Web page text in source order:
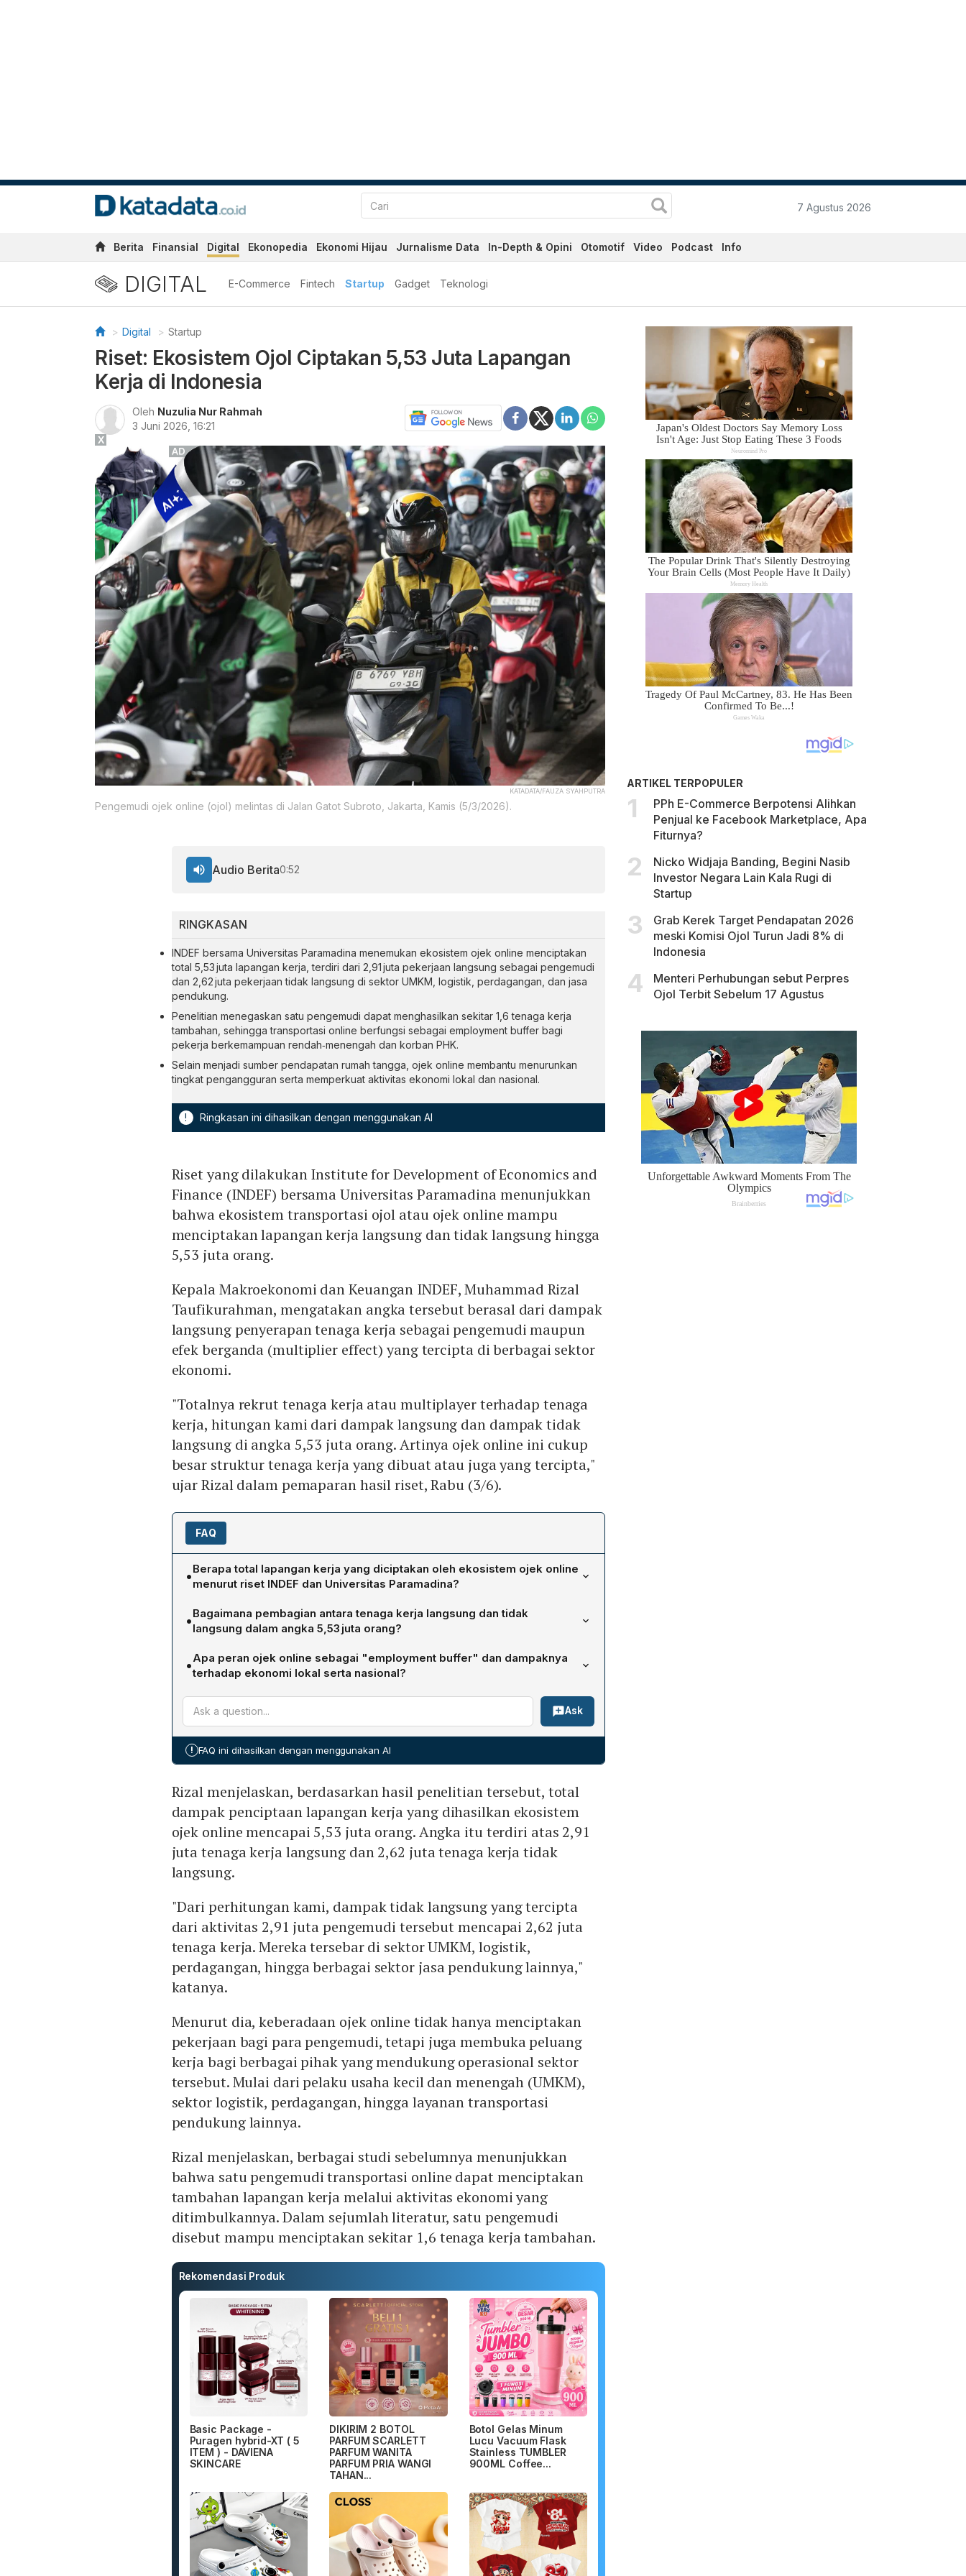
7 Agustus 2026
Berita Finansial Digital Ekonopedia Ekonomi Hijau Jurnalisme Data In-Depth & Opini Otomotif Video Podcast Info
DIGITAL E-Commerce Fintech Startup Gadget Teknologi
Digital Startup
Riset: Ekosistem Ojol Ciptakan 5,53 Juta Lapangan
Kerja di Indonesia
Oleh Nuzulia Nur Rahmah
3 Juni 2026, 16:21
KATADATA/FAUZA SYAHPUTRA
Pengemudi ojek online (ojol) melintas di Jalan Gatot Subroto, Jakarta, Kamis (5/3/2026).
RINGKASAN
INDEF bersama Universitas Paramadina menemukan ekosistem ojek online menciptakan
total 5,53 juta lapangan kerja, terdiri dari 2,91 juta pekerjaan langsung sebagai pengemudi
dan 2,62 juta pekerjaan tidak langsung di sektor UMKM, logistik, perdagangan, dan jasa
pendukung.
Penelitian menegaskan satu pengemudi dapat menghasilkan sekitar 1,6 tenaga kerja
tambahan, sehingga transportasi online berfungsi sebagai employment buffer bagi
pekerja berkemampuan rendah‑menengah dan korban PHK.
Selain menjadi sumber pendapatan rumah tangga, ojek online membantu menurunkan
tingkat pengangguran serta memperkuat aktivitas ekonomi lokal dan nasional.
! Ringkasan ini dihasilkan dengan menggunakan AI
Audio Berita0:52
Riset yang dilakukan Institute for Development of Economics and
Finance (INDEF) bersama Universitas Paramadina menunjukkan
bahwa ekosistem transportasi ojol atau ojek online mampu
menciptakan lapangan kerja langsung dan tidak langsung hingga
5,53 juta orang.
Kepala Makroekonomi dan Keuangan INDEF, Muhammad Rizal
Taufikurahman, mengatakan angka tersebut berasal dari dampak
langsung penyerapan tenaga kerja sebagai pengemudi maupun
efek berganda (multiplier effect) yang tercipta di berbagai sektor
ekonomi.
"Totalnya rekrut tenaga kerja atau multiplayer terhadap tenaga
kerja, hitungan kami dari dampak langsung dan dampak tidak
langsung di angka 5,53 juta orang. Artinya ojek online ini cukup
besar struktur tenaga kerja yang dibuat atau juga yang tercipta,"
ujar Rizal dalam pemaparan hasil riset, Rabu (3/6).
FAQ
•Berapa total lapangan kerja yang diciptakan oleh ekosistem ojek online
menurut riset INDEF dan Universitas Paramadina?
Riset tersebut menunjukkan bahwa ekosistem ojek online menciptakan total 5,53 juta
lapangan kerja, yang meliputi tenaga kerja langsung dan tidak langsung.
•Bagaimana pembagian antara tenaga kerja langsung dan tidak
langsung dalam angka 5,53 juta orang?
Dari total tersebut, 2,91 juta orang merupakan tenaga kerja langsung sebagai
pengemudi, sedangkan 2,62 juta orang merupakan tenaga kerja tidak langsung
yang tersebar di sektor UMKM, logistik, perdagangan, dan jasa pendukung lainnya.
•Apa peran ojek online sebagai "employment buffer" dan dampaknya
terhadap ekonomi lokal serta nasional?
Ojek online berfungsi sebagai bantalan ketenagakerjaan bagi pekerja perkotaan
berkemampuan rendah‑menengah dan korban PHK, sekaligus menjadi sumber
pendapatan rumah tangga. Aktivitasnya menekan pengangguran, memperkuat
Ask
! FAQ ini dihasilkan dengan menggunakan AI
Rizal menjelaskan, berdasarkan hasil penelitian tersebut, total
dampak penciptaan lapangan kerja yang dihasilkan ekosistem
ojek online mencapai 5,53 juta orang. Angka itu terdiri atas 2,91
juta tenaga kerja langsung dan 2,62 juta tenaga kerja tidak
langsung.
"Dari perhitungan kami, dampak tidak langsung yang tercipta
dari aktivitas 2,91 juta pengemudi tersebut mencapai 2,62 juta
tenaga kerja. Mereka tersebar di sektor UMKM, logistik,
perdagangan, hingga berbagai sektor jasa pendukung lainnya,"
katanya.
Menurut dia, keberadaan ojek online tidak hanya menciptakan
pekerjaan bagi para pengemudi, tetapi juga membuka peluang
kerja bagi berbagai pihak yang mendukung operasional sektor
tersebut. Mulai dari pelaku usaha kecil dan menengah (UMKM),
sektor logistik, perdagangan, hingga layanan transportasi
pendukung lainnya.
Rizal menjelaskan, berbagai studi sebelumnya menunjukkan
bahwa satu pengemudi transportasi online dapat menciptakan
tambahan lapangan kerja melalui aktivitas ekonomi yang
ditimbulkannya. Dalam sejumlah literatur, satu pengemudi
disebut mampu menciptakan sekitar 1,6 tenaga kerja tambahan.
Rekomendasi Produk
Basic Package -
Puragen hybrid-XT ( 5
ITEM ) - DAVIENA
SKINCARE
DIKIRIM 2 BOTOL
PARFUM SCARLETT
PARFUM WANITA
PARFUM PRIA WANGI
TAHAN...
Botol Gelas Minum
Lucu Vacuum Flask
Stainless TUMBLER
900ML Coffee...
ARTIKEL TERPOPULER
PPh E-Commerce Berpotensi Alihkan
Penjual ke Facebook Marketplace, Apa
Fiturnya?
Nicko Widjaja Banding, Begini Nasib
Investor Negara Lain Kala Rugi di
Startup
Grab Kerek Target Pendapatan 2026
meski Komisi Ojol Turun Jadi 8% di
Indonesia
Menteri Perhubungan sebut Perpres
Ojol Terbit Sebelum 17 Agustus
X